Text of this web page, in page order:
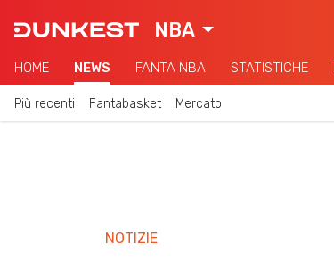
NBA
HOME NEWS FANTA NBA STATISTICHE
Più recenti Fantabasket Mercato
NOTIZIE